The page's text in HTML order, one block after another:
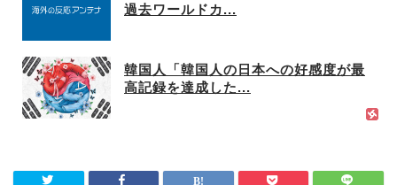
過去ワールドカ...
韓国人「韓国人の日本への好感度が最
高記録を達成した...